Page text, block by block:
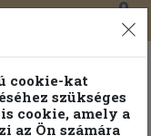
0
cookie-kat
szükséges
cookie, amely a
az Ön számára